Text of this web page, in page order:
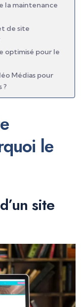
la maintenance
de site
optimisé pour le
Médias pour
?
le
site